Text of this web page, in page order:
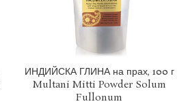
1 EUR = 1.95583 BGN
ДОБАВЯНЕ В КОЛИЧКАТА
ИНДИЙСКА ГЛИНА на прах, 100 г
Multani Mitti Powder Solum
Fullonum